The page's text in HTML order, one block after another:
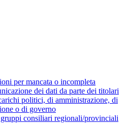
per mancata o incompleta
dei dati da parte dei titolari
politici, di amministrazione, di
o di governo
consiliari regionali/provinciali